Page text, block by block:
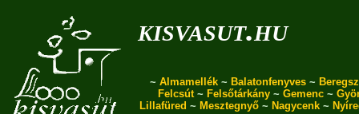
kisvasut.hu
~ Almamellék ~ Balatonfenyves ~
Felcsút~ Felsőtárkány ~ Gemenc ~
Lillafüred ~ Mesztegnyő ~ Nagycenk ~